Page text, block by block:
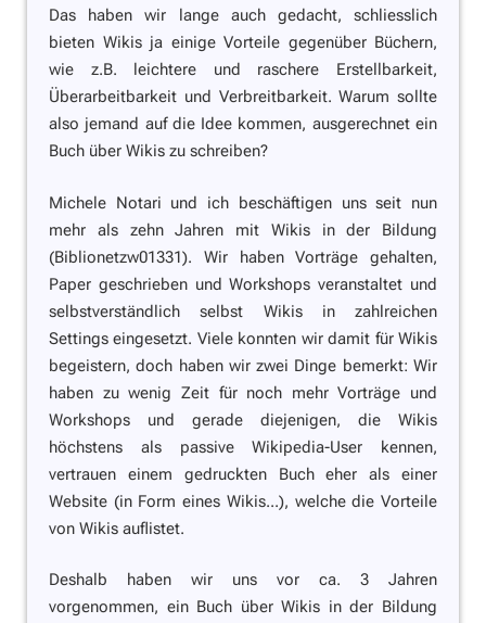
Das haben wir lange auch gedacht, schliesslich
bieten Wikis ja einige Vorteile gegenüber Büchern,
wie z.B. leichtere und raschere Erstellbarkeit,
Überarbeitbarkeit und Verbreitbarkeit. Warum sollte
also jemand auf die Idee kommen, ausgerechnet ein
Buch über Wikis zu schreiben?
Michele Notari und ich beschäftigen uns seit nun
mehr als zehn Jahren mit Wikis in der Bildung
(Biblionetzw01331). Wir haben Vorträge gehalten,
Paper geschrieben und Workshops veranstaltet und
selbstverständlich selbst Wikis in zahlreichen
Settings eingesetzt. Viele konnten wir damit für Wikis
begeistern, doch haben wir zwei Dinge bemerkt: Wir
haben zu wenig Zeit für noch mehr Vorträge und
Workshops und gerade diejenigen, die Wikis
höchstens als passive Wikipedia-User kennen,
vertrauen einem gedruckten Buch eher als einer
Website (in Form eines Wikis...), welche die Vorteile
von Wikis auflistet.
Deshalb haben wir uns vor ca. 3 Jahren
vorgenommen, ein Buch über Wikis in der Bildung